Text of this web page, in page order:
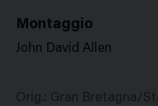
Montaggio
John David Allen
Orig.: Gran Bretagna/